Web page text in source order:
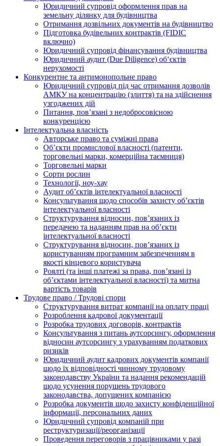
Юридичний супровід оформлення прав на
земельну ділянку для будівництва
Отримання дозвільних документів на будівництво
Підготовка будівельних контрактів (FIDIC
включно)
Юридичний супровід фінансування будівництва
Юридичний аудит (Due Diligence) об‘єктів
нерухомості
Конкурентне та антимонопольне право
Юридичний супровід під час отримання дозволів
АМКУ на концентрацію (злиття) та на здійснення
узгоджених дій
Питання, пов’язані з недобросовісною
конкуренцією
Інтелектуальна власність
Авторське право та суміжні права
Oб’єкти промислової власності (патенти,
торговельні марки, комерційна таємниця)
Торговельні марки
Сорти рослин
Технології, ноу-хау
Аудит об’єктів інтелектуальної власності
Консультування щодо способів захисту об’єктів
інтелектуальної власності
Структурування відносин, пов’язаних із
передачею та наданням прав на об’єкти
інтелектуальної власності
Структурування відносин, пов’язаних із
користуванням програмним забезпеченням в
якості кінцевого користувача
Роялті (та інші платежі за права, пов’язані із
об’єктами інтелектуальної власності) та митна
вартість товарів
Трудове право / Трудові спори
Cтруктурування витрат компанії на оплату праці
Розроблення кадрової документації
Розробка трудових договорів, контрактів
Консультування з питань аутсорсингу, оформлення
відносин аутсорсингу з урахуванням податкових
ризиків
Юридичний аудит кадрових документів компанії
щодо їх відповідності чинному трудовому
законодавству України та надання рекомендацій
щодо усунення порушень трудового
законодавства, допущених компанією
Розробка документів щодо захисту конфіденційної
інформації, персональних даних
Юридичний супровід компаній при
реструктуризації/реорганізації
Проведення переговорів з працівниками у разі